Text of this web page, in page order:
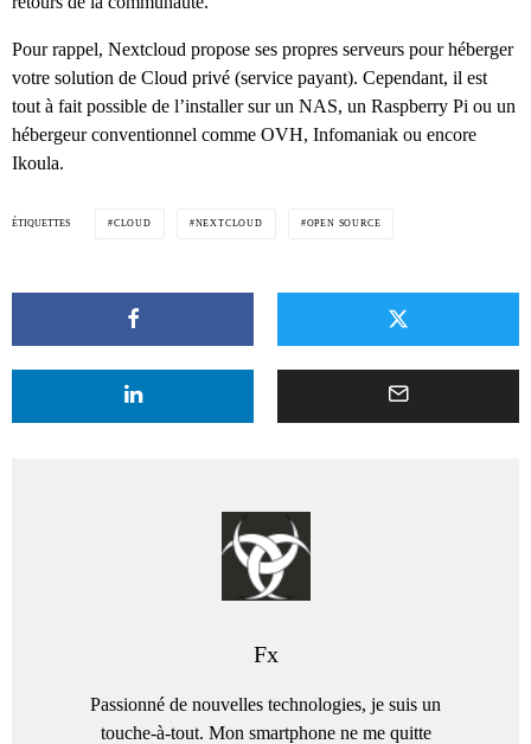
Pour rappel, Nextcloud propose ses propres serveurs pour héberger
votre solution de Cloud privé (service payant). Cependant, il est
tout à fait possible de l’installer sur un NAS, un Raspberry Pi ou un
hébergeur conventionnel comme OVH, Infomaniak ou encore
Ikoula.
ÉTIQUETTES CLOUD NEXTCLOUD OPEN SOURCE
Fx
Passionné de nouvelles technologies, je suis un
touche-à-tout. Mon smartphone ne me quitte